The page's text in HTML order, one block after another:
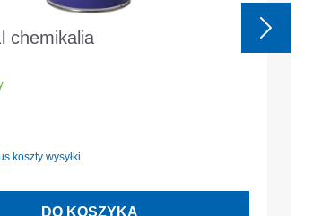
chemikalia
koszty wysyłki
DO KOSZYKA